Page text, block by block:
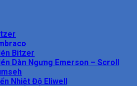
Bitzer
Dàn Ngưng Emerson – Scroll
Nhiệt Độ Eliwell